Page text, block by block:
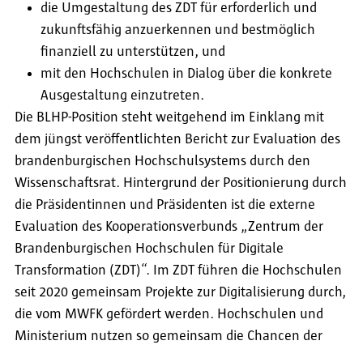
die Umgestaltung des ZDT für erforderlich und
zukunftsfähig anzuerkennen und bestmöglich
finanziell zu unterstützen, und
mit den Hochschulen in Dialog über die konkrete
Ausgestaltung einzutreten.
Die BLHP-Position steht weitgehend im Einklang mit
dem jüngst veröffentlichten Bericht zur Evaluation des
brandenburgischen Hochschulsystems durch den
Wissenschaftsrat. Hintergrund der Positionierung durch
die Präsidentinnen und Präsidenten ist die externe
Evaluation des Kooperationsverbunds „Zentrum der
Brandenburgischen Hochschulen für Digitale
Transformation (ZDT)“. Im ZDT führen die Hochschulen
seit 2020 gemeinsam Projekte zur Digitalisierung durch,
die vom MWFK gefördert werden. Hochschulen und
Ministerium nutzen so gemeinsam die Chancen der